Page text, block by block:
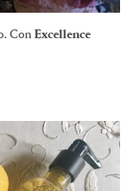
ConExcellence